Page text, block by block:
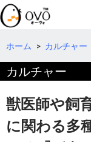
検
索
コ
テ
ツ
へ
移
動
ホーム > カルチャー
カルチャー
獣医師や飼
に関わる多